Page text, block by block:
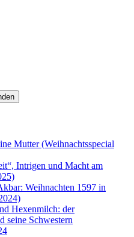
Mutter (Weihnachtsspecial
Intrigen und Macht am
Weihnachten 1597 in
Hexenmilch: der
seine Schwestern